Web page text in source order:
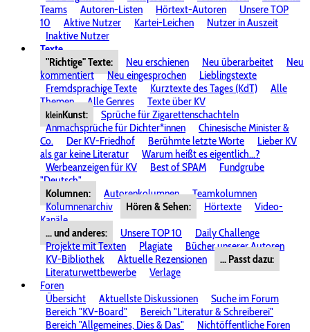
Teams
Autoren-Listen Hörtext-Autoren
Unsere TOP
10
Aktive Nutzer Kartei-Leichen
Nutzer in Auszeit
Inaktive Nutzer
Texte
"Richtige" Texte:
Neu erschienen Neu überarbeitet
Neu
kommentiert
Neu eingesprochen
Lieblingstexte
Fremdsprachige Texte
Kurztexte des Tages (KdT)
Alle
Themen
Alle Genres Texte über KV
kleinKunst:
Sprüche für Zigarettenschachteln
Anmachsprüche für Dichter*innen
Chinesische Minister &
Co.
Der KV-Friedhof Berühmte letzte Worte
Lieber KV
als gar keine Literatur
Warum heißt es eigentlich...?
Werbeanzeigen für KV
Best of SPAM
Fundgrube
"Deutsch"
Kolumnen:
Autorenkolumnen
Teamkolumnen
Kolumnenarchiv
Hören & Sehen: Hörtexte
Video-
Kanäle
... und anderes:
Unsere TOP 10
Daily Challenge
Projekte mit Texten
Plagiate
Bücher unserer Autoren
KV-Bibliothek
Aktuelle Rezensionen
... Passt dazu:
Literaturwettbewerbe
Verlage
Foren
Übersicht
Aktuellste Diskussionen
Suche im Forum
Bereich "KV-Board"
Bereich "Literatur & Schreiberei"
Bereich "Allgemeines, Dies & Das"
Nichtöffentliche Foren